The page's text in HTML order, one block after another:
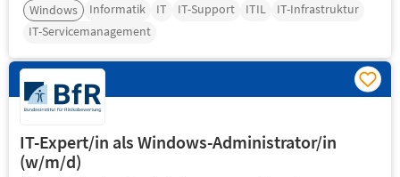
Windows Informatik IT IT-Support ITIL
IT-Infrastruktur
IT-Servicemanagement
IT-Expert/in als Windows-Administrator/in
(w/m/d)